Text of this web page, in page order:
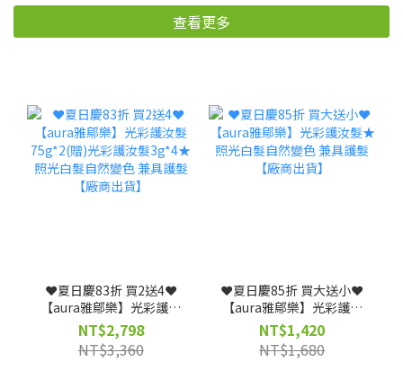
查看更多
❤️夏日慶83折 買2送4❤️
【aura雅鄔樂】光彩護汝
髮75g*2(贈)光彩護汝髮
3g*4★照光白髮自然變色
兼具護髮【廠商出貨】
NT$2,798
NT$3,360
❤️夏日慶85折 買大送小❤️
【aura雅鄔樂】光彩護汝
髮★照光白髮自然變色 兼
具護髮【廠商出貨】
NT$1,420
NT$1,680